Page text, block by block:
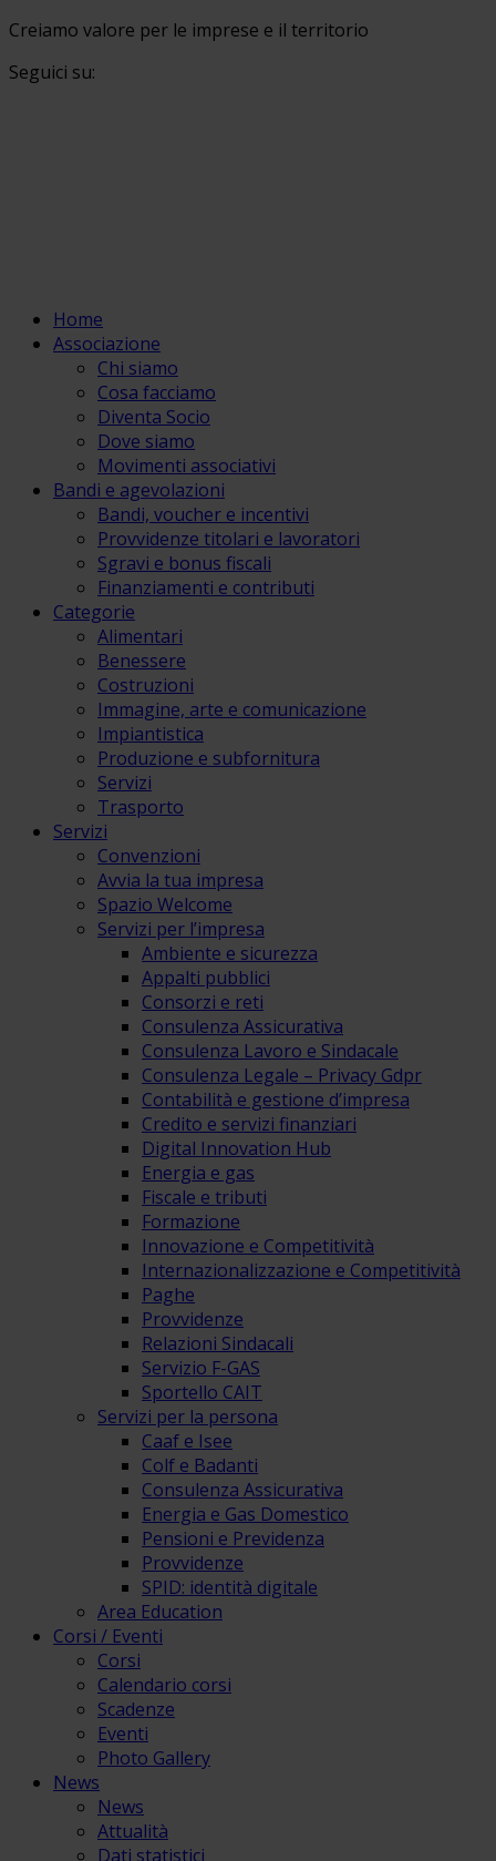
Creiamo valore per le imprese e il territorio
Seguici su:
Home
Associazione
Chi siamo
Cosa facciamo
Diventa Socio
Dove siamo
Movimenti associativi
Bandi e agevolazioni
Bandi, voucher e incentivi
Provvidenze titolari e lavoratori
Sgravi e bonus fiscali
Finanziamenti e contributi
Categorie
Alimentari
Benessere
Costruzioni
Immagine, arte e comunicazione
Impiantistica
Produzione e subfornitura
Servizi
Trasporto
Servizi
Convenzioni
Avvia la tua impresa
Spazio Welcome
Servizi per l’impresa
Ambiente e sicurezza
Appalti pubblici
Consorzi e reti
Consulenza Assicurativa
Consulenza Lavoro e Sindacale
Consulenza Legale – Privacy Gdpr
Contabilità e gestione d’impresa
Credito e servizi finanziari
Digital Innovation Hub
Energia e gas
Fiscale e tributi
Formazione
Innovazione e Competitività
Internazionalizzazione e Competitività
Paghe
Provvidenze
Relazioni Sindacali
Servizio F-GAS
Sportello CAIT
Servizi per la persona
Caaf e Isee
Colf e Badanti
Consulenza Assicurativa
Energia e Gas Domestico
Pensioni e Previdenza
Provvidenze
SPID: identità digitale
Area Education
Corsi / Eventi
Corsi
Calendario corsi
Scadenze
Eventi
Photo Gallery
News
News
Attualità
Dati statistici